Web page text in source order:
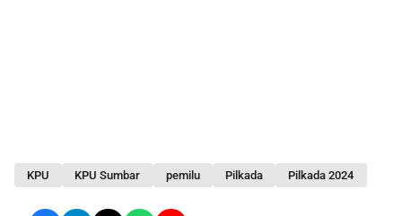
KPU KPU Sumbar pemilu Pilkada Pilkada 2024